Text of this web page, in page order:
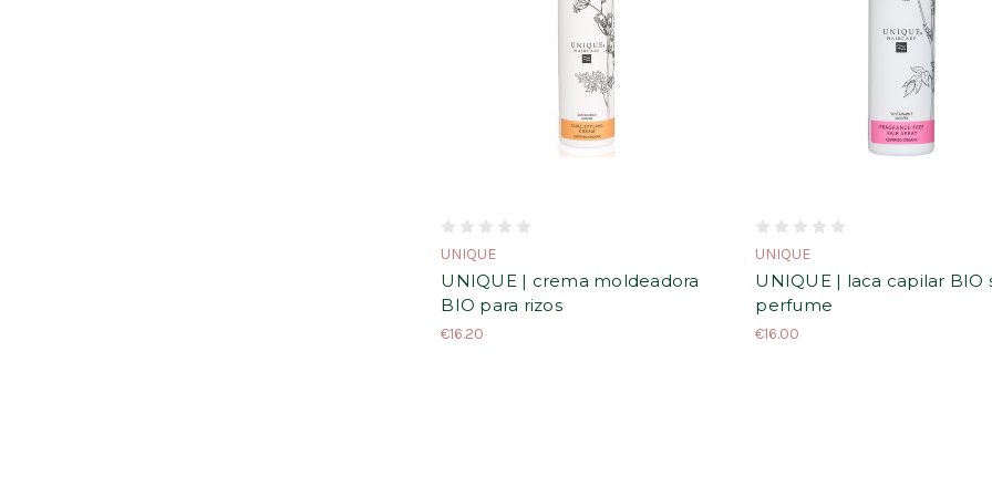
UNIQUE
UNIQUE | crema moldeadora
BIO para rizos
€16.20
UNIQUE
UNIQUE | laca capilar BIO
perfume
€16.00